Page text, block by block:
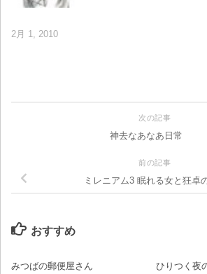
2月 1, 2010
次の記事
神去なあなあ日常
前の記事
ミレニアム3 眠れる女と狂
おすすめ
みつばの郵便屋さん ひりつく夜